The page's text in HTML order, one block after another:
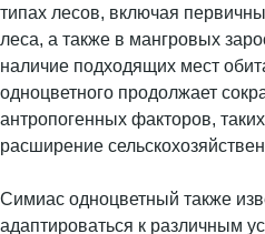
типах лесов, включая
леса, а также в мангровых
наличие подходящих мест
одноцветного продолжает
антропогенных факторов,
расширение
Симиас одноцветный также
адаптироваться к различным